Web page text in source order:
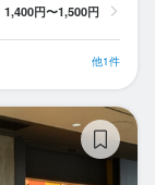
1,400円〜1,500円
他1件